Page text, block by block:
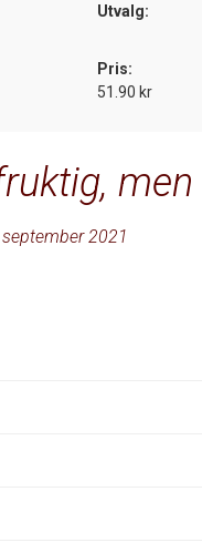
Utvalg:
Pris:
51.90 kr
2021